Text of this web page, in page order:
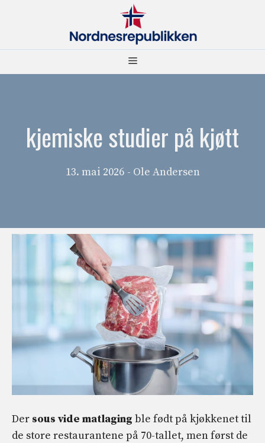
Meny
kjemiske studier på kjøtt
13. mai 2026 - Ole Andersen
Der sous vide matlaging ble født på kjøkkenet til
de store restaurantene på 70-tallet, men først de